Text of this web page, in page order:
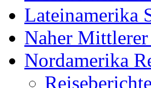
Lateinamerika
Naher Mittlerer
Nordamerika